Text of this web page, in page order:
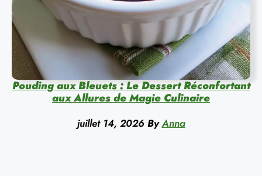
Pouding aux Bleuets : Le Dessert Réconfortant
aux Allures de Magie Culinaire
juillet 14, 2026 By Anna